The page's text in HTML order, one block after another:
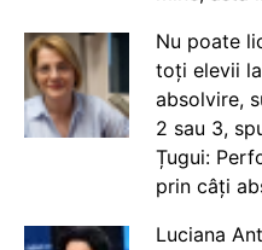
Nu poate
toți elevii
absolvire,
2 sau 3,
Țugui:
prin câți
Luciana